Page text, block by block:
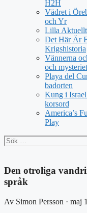
H2H
Vädret i
och Yr
Lilla Aktuellt
Det Här Är
Krigshistoria
Vännerna
och mysteriet
Playa del
badorten
Kung i
korsord
America’s
Play
Sök
efter:
Den otroliga
språk
Av Simon Persson · maj